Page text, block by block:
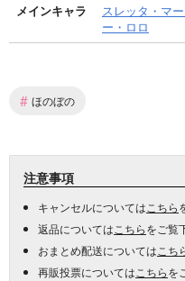
メインキャラ スレッタ・マ
ー・ロロ
# ほのぼの
注意事項
キャンセルについては こちら
返品については こちらをご覧
おまとめ配送については こち
再販投票については こちらを